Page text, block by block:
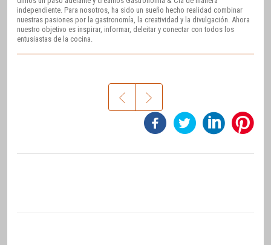
independiente. Para nosotros, ha sido un sueño hecho realidad combinar
nuestras pasiones por la gastronomía, la creatividad y la divulgación. Ahora
nuestro objetivo es inspirar, informar, deleitar y conectar con todos los
entusiastas de la cocina.